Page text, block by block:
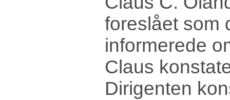
foreslået som
informerede
Claus
Dirigenten